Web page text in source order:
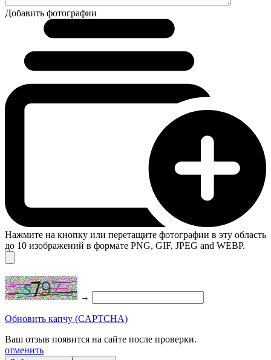
Добавить фотографии
Нажмите на кнопку или перетащите фотографии в эту область
до 10 изображений в формате PNG, GIF, JPEG and WEBP.
→
Обновить капчу (CAPTCHA)
Ваш отзыв появится на сайте после проверки.
отменить